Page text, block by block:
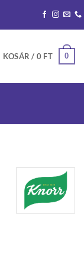
KOSÁR / 0 FT 0